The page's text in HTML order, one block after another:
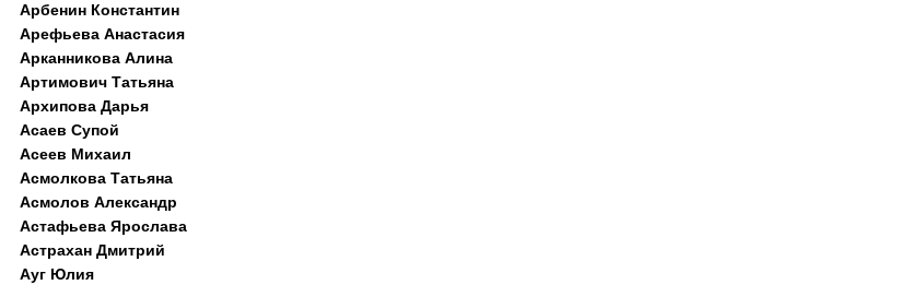
Арбенин Константин
Арефьева Анастасия
Арканникова Алина
Артимович Татьяна
Архипова Дарья
Асаев Супой
Асеев Михаил
Асмолкова Татьяна
Асмолов Александр
Астафьева Ярослава
Астрахан Дмитрий
Ауг Юлия